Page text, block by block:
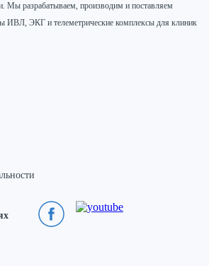
Мы разрабатываем, производим и поставляем
ИВЛ, ЭКГ и телеметрические комплексы для клиник